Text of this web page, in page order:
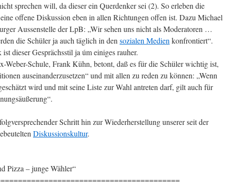
sprechen will, da dieser ein Querdenker sei (2). So erleben die
offene Diskussion eben in allen Richtungen offen ist. Dazu Michael
Aussenstelle der LpB: „Wir sehen uns nicht als Moderatoren …
die Schüler ja auch täglich in den sozialen Medien konfrontiert“.
dieser Gesprächsstil ja úm einiges rauher.
Weber-Schule, Frank Kühn, betont, daß es für die Schüler wichtig ist,
auseinanderzusetzen“ und mit allen zu reden zu können: „Wenn
wird und mit seine Liste zur Wahl antreten darf, gilt auch für
Schritt hin zur Wiederherstellung unserer seit der
Diskussionskultur.
Pizza – junge Wähler“